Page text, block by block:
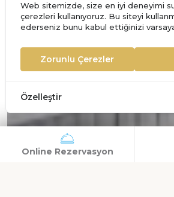
Online Rezervasyon
Web sitemizde, size en iyi deneyimi
çerezleri kullanıyoruz. Bu siteyi
ederseniz bunu kabul ettiğinizi
Zorunlu Çerezler
Özelleştir